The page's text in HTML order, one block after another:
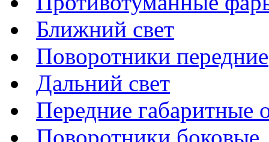
Ближний свет
Поворотники передние
Дальний свет
Передние габаритные
Поворотники боковые